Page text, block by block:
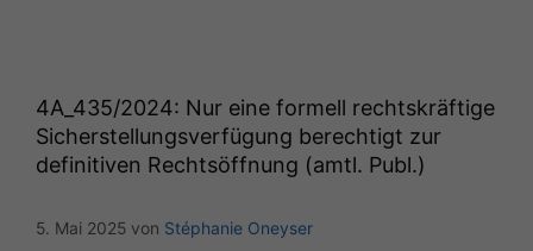
4A_435/2024: Nur eine formell rechtskräftige
Sicherstellungsverfügung berechtigt zur
definitiven Rechtsöffnung (amtl. Publ.)
5. Mai 2025 von Stéphanie Oneyser